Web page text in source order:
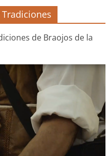
Tradiciones
de Braojos de la